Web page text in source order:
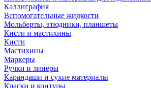
Каллиграфия
Вспомогательные жидкости
Мольберты, этюдники, планшеты
Кисти и мастихины
Кисти
Мастихины
Маркеры
Ручки и линеры
Карандаши и сухие материалы
Краски и контуры